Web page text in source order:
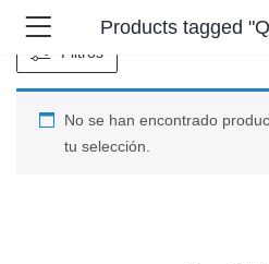
Products tagged
Filtros
No se han encontrado
tu selección.